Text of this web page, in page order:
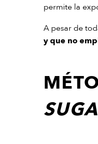
permite la
A pesar de
y que no